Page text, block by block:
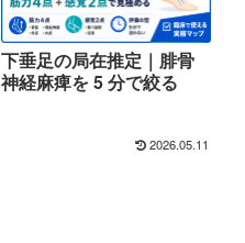
下垂足の局在推定｜腓骨
神経麻痺を 5 分で絞る
2026.05.11